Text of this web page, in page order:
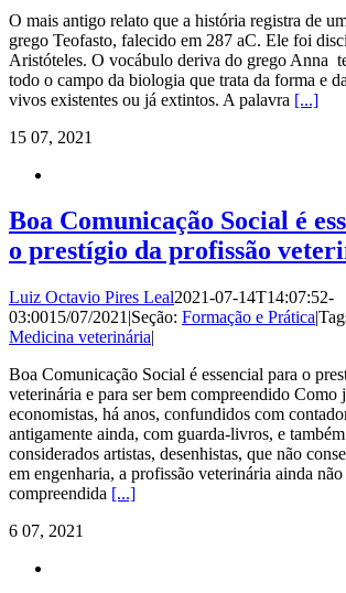
O mais antigo relato que a história registra de
grego Teofasto, falecido em 287 aC. Ele foi
Aristóteles. O vocábulo deriva do grego Anna
todo o campo da biologia que trata da forma e
vivos existentes ou já extintos. A palavra [...]
15 07, 2021
Boa Comunicação Social é
o prestígio da profissão
Luiz Octavio Pires Leal2021-07-14T14:07:52-
03:0015/07/2021 |Seção: Formação e Prática|
Medicina veterinária|
Boa Comunicação Social é essencial para o
veterinária e para ser bem compreendido Como
economistas, há anos, confundidos com
antigamente ainda, com guarda-livros, e
considerados artistas, desenhistas, que não
em engenharia, a profissão veterinária ainda
compreendida [...]
6 07, 2021